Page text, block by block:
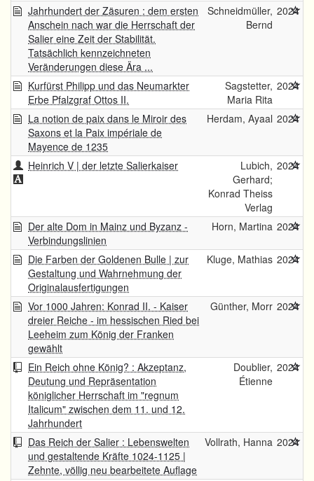
Jahrhundert der Zäsuren : dem ersten
Anschein nach war die Herrschaft der
Salier eine Zeit der Stabilität.
Tatsächlich kennzeichneten
Veränderungen diese Ära ...
Schneidmüller,
Bernd
2024
Kurfürst Philipp und das Neumarkter
Erbe Pfalzgraf Ottos II.
Sagstetter,
Maria Rita
2024
La notion de paix dans le Miroir des
Saxons et la Paix impériale de
Mayence de 1235
Herdam, Ayaal 2024
Heinrich V | der letzte Salierkaiser
Lubich,
Gerhard;
Konrad Theiss
Verlag
2024
Der alte Dom in Mainz und Byzanz -
Verbindungslinien
Horn, Martina 2024
Die Farben der Goldenen Bulle | zur
Gestaltung und Wahrnehmung der
Originalausfertigungen
Kluge, Mathias 2024
Vor 1000 Jahren: Konrad II. - Kaiser
dreier Reiche - im hessischen Ried bei
Leeheim zum König der Franken
gewählt
Günther, Morr 2024
Ein Reich ohne König? : Akzeptanz,
Deutung und Repräsentation
königlicher Herrschaft im "regnum
Italicum" zwischen dem 11. und 12.
Jahrhundert
Doublier,
Étienne
2024
Das Reich der Salier : Lebenswelten
und gestaltende Kräfte 1024-1125 |
Zehnte, völlig neu bearbeitete Auflage
Vollrath, Hanna 2024